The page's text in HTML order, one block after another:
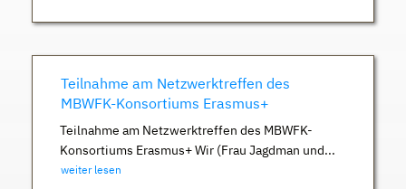
Teilnahme am Netzwerktreffen des
MBWFK-Konsortiums Erasmus+
Teilnahme am Netzwerktreffen des MBWFK-
Konsortiums Erasmus+ Wir (Frau Jagdman und...
weiter lesen